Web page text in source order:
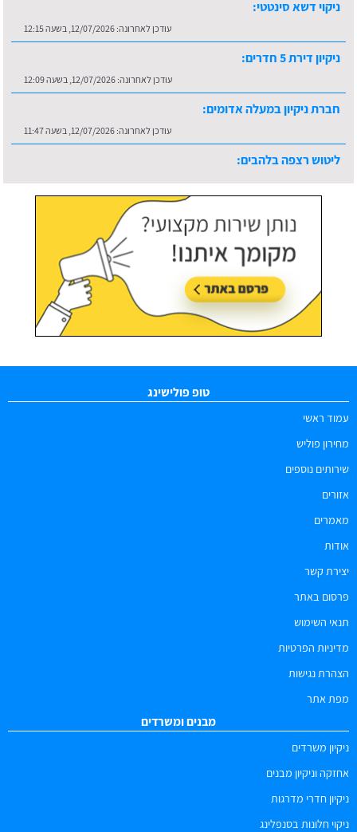
ניקיון דירת 5 חדרים:
חברת ניקיון במעלה אדומים:
ליטוש רצפה בלהבים:
טופ פולישינג
עמוד ראשי
מחירון פוליש
שירותים נוספים
אזורים
מאמרים
אודות
יצירת קשר
פרסום באתר
תנאי השימוש
מדיניות הפרטיות
הצהרת נגישות
מפת אתר
מבנים ומשרדים
ניקיון משרדים
אחזקה וניקיון מבנים
ניקיון חדרי מדרגות
ניקוי חלונות בסנפלינג